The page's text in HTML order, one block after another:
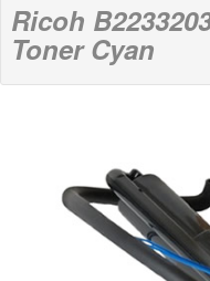
Ricoh
Toner Cyan